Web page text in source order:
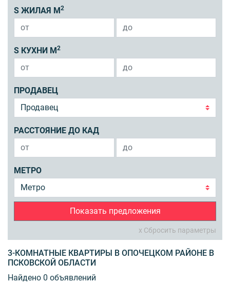
S ЖИЛАЯ М 2
S КУХНИ М 2
ПРОДАВЕЦ
РАССТОЯНИЕ ДО КАД
МЕТРО
Показать предложения
x Сбросить параметры
3-КОМНАТНЫЕ КВАРТИРЫ В ОПОЧЕЦКОМ РАЙОНЕ В
ПСКОВСКОЙ ОБЛАСТИ
Найдено 0 объявлений